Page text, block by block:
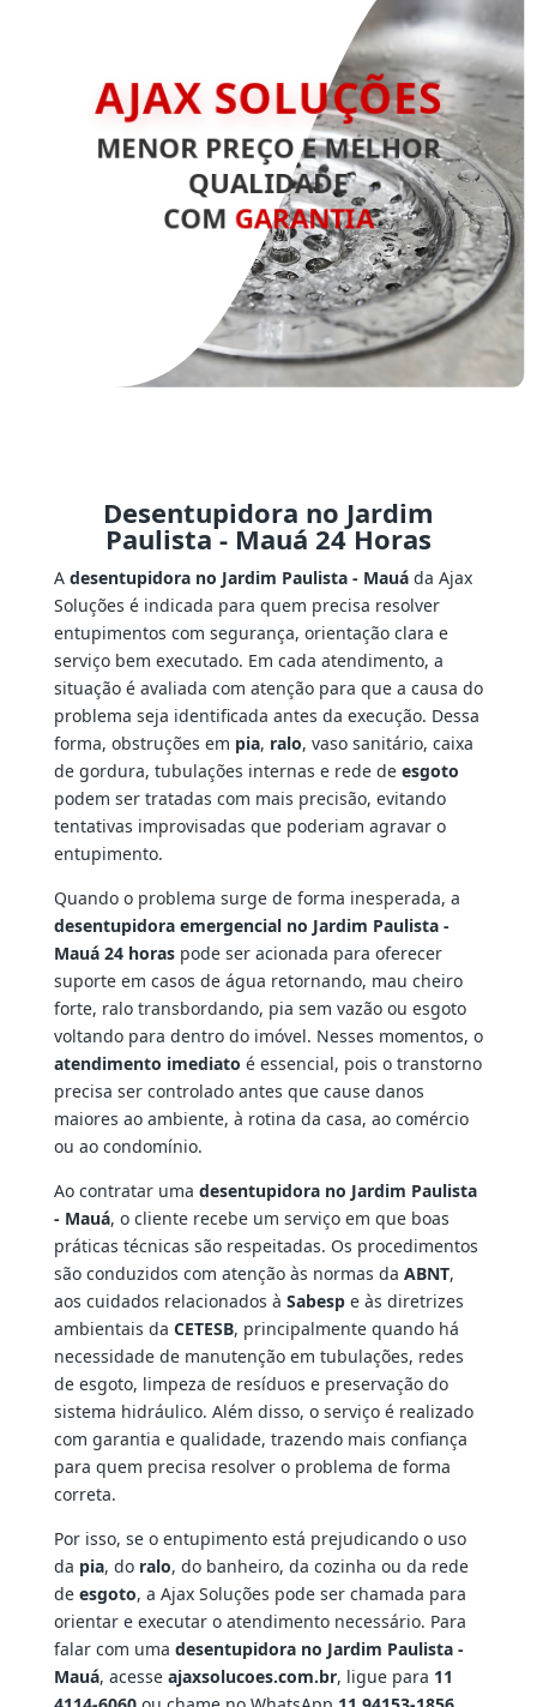
AJAX SOLUÇÕES
MENOR PREÇO E MELHOR
QUALIDADE
COM GARANTIA
Desentupidora no Jardim
Paulista - Mauá 24 Horas
A desentupidora no Jardim Paulista - Mauáda Ajax
Soluções é indicada para quem precisa resolver
entupimentos com segurança, orientação clara e
serviço bem executado. Em cada atendimento, a
situação é avaliada com atenção para que a causa do
problema seja identificada antes da execução. Dessa
forma, obstruções em pia, ralo, vaso sanitário, caixa
de gordura, tubulações internas e rede de esgoto
podem ser tratadas com mais precisão, evitando
tentativas improvisadas que poderiam agravar o
entupimento.
Quando o problema surge de forma inesperada, a
desentupidora emergencial no Jardim Paulista -
Mauá 24 horaspode ser acionada para oferecer
suporte em casos de água retornando, mau cheiro
forte, ralo transbordando, pia sem vazão ou esgoto
voltando para dentro do imóvel. Nesses momentos, o
atendimento imediato é essencial, pois o transtorno
precisa ser controlado antes que cause danos
maiores ao ambiente, à rotina da casa, ao comércio
ou ao condomínio.
Ao contratar uma desentupidora no Jardim Paulista
- Mauá, o cliente recebe um serviço em que boas
práticas técnicas são respeitadas. Os procedimentos
são conduzidos com atenção às normas da ABNT,
aos cuidados relacionados à Sabespe às diretrizes
ambientais da CETESB, principalmente quando há
necessidade de manutenção em tubulações, redes
de esgoto, limpeza de resíduos e preservação do
sistema hidráulico. Além disso, o serviço é realizado
com garantia e qualidade, trazendo mais confiança
para quem precisa resolver o problema de forma
correta.
Por isso, se o entupimento está prejudicando o uso
da pia, do ralo, do banheiro, da cozinha ou da rede
de esgoto, a Ajax Soluções pode ser chamada para
orientar e executar o atendimento necessário. Para
falar com uma desentupidora no Jardim Paulista -
Mauá, acesse ajaxsolucoes.com.br, ligue para 11